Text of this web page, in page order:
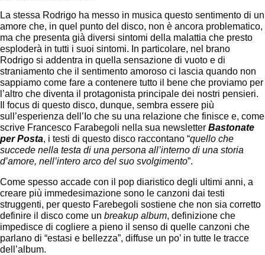
La stessa Rodrigo ha messo in musica questo sentimento di un
amore che, in quel punto del disco, non è ancora problematico,
ma che presenta già diversi sintomi della malattia che presto
esploderà in tutti i suoi sintomi. In particolare, nel brano
Rodrigo si addentra in quella sensazione di vuoto e di
straniamento che il sentimento amoroso ci lascia quando non
sappiamo come fare a contenere tutto il bene che proviamo per
l’altro che diventa il protagonista principale dei nostri pensieri.
Il focus di questo disco, dunque, sembra essere più
sull’esperienza dell’Io che su una relazione che finisce e, come
scrive Francesco Farabegoli nella sua newsletter Bastonate
per Posta, i testi di questo disco raccontano “quello che
succede nella testa di una persona all’interno di una storia
d’amore, nell’intero arco del suo svolgimento”.
Come spesso accade con il pop diaristico degli ultimi anni, a
creare più immedesimazione sono le canzoni dai testi
struggenti, per questo Farebegoli sostiene che non sia corretto
definire il disco come un breakup album, definizione che
impedisce di cogliere a pieno il senso di quelle canzoni che
parlano di “estasi e bellezza”, diffuse un po’ in tutte le tracce
dell’album.